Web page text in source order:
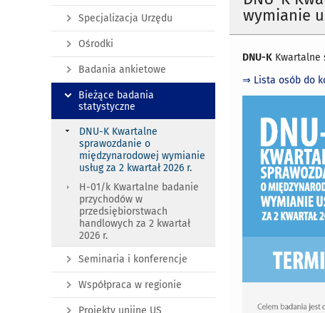
wymianie
DNU-K Kwartalne
⇒ Lista osób do
Specjalizacja Urzędu
Ośrodki
Badania ankietowe
Bieżące badania
statystyczne
DNU-K Kwartalne
sprawozdanie o
międzynarodowej wymianie
usług za 2 kwartał 2026 r.
H-01/k Kwartalne badanie
przychodów w
przedsiębiorstwach
handlowych za 2 kwartał
2026 r.
Seminaria i konferencje
Współpraca w regionie
Projekty unijne US